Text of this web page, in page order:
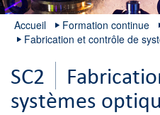
Accueil Formation continue
Fabrication et contrôle de
SC2
systèmes